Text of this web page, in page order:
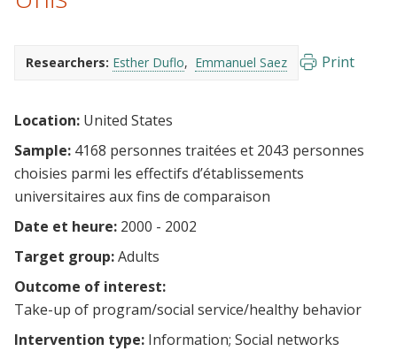
Researchers: Esther Duflo Emmanuel Saez Print
Location: United States
Sample: 4168 personnes traitées et 2043 personnes
choisies parmi les effectifs d’établissements
universitaires aux fins de comparaison
Date et heure: 2000 - 2002
Target group:Adults
Outcome of interest:
Take-up of program/social service/healthy behavior
Intervention type: Information Social networks